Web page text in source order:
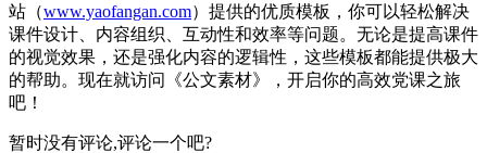
站（www.yaofangan.com）提供的优质模板，你可以轻松解决
课件设计、内容组织、互动性和效率等问题。无论是提高课件
的视觉效果，还是强化内容的逻辑性，这些模板都能提供极大
的帮助。现在就访问《公文素材》，开启你的高效党课之旅
吧！
暂时没有评论,评论一个吧?